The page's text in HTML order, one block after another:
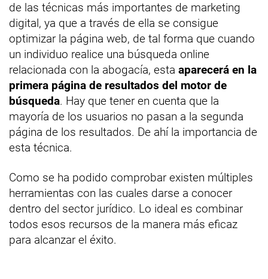
de las técnicas más importantes de marketing
digital, ya que a través de ella se consigue
optimizar la página web, de tal forma que cuando
un individuo realice una búsqueda online
relacionada con la abogacía, esta aparecerá en la
primera página de resultados del motor de
búsqueda. Hay que tener en cuenta que la
mayoría de los usuarios no pasan a la segunda
página de los resultados. De ahí la importancia de
esta técnica.
Como se ha podido comprobar existen múltiples
herramientas con las cuales darse a conocer
dentro del sector jurídico. Lo ideal es combinar
todos esos recursos de la manera más eficaz
para alcanzar el éxito.